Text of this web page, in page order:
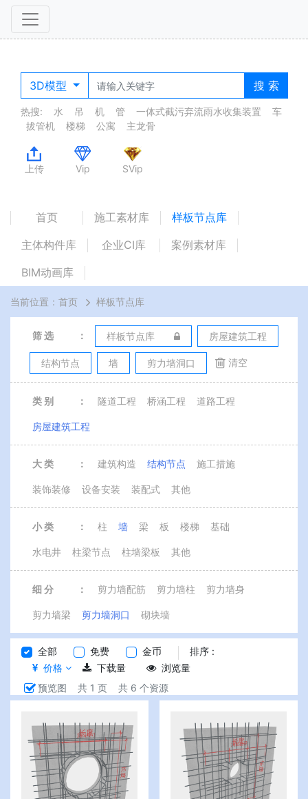
3D模型 搜 索
热搜: 水 吊 机 管 一体式截污弃流雨水收集装置
车
拔管机
楼梯 公寓 主龙骨
上传 Vip SVip
首页 施工素材库
样板节点库
主体构件库
企业CI库
案例素材库
BIM动画库
当前位置： 首页 样板节点库
筛 选 ： 样板节点库 房屋建筑工程
结构节点 墙 剪力墙洞口 清空
类 别 ： 隧道工程 桥涵工程 道路工程
房屋建筑工程
大 类 ： 建筑构造 结构节点 施工措施
装饰装修 设备安装 装配式 其他
小 类 ： 柱 墙 梁 板 楼梯 基础
水电井 柱梁节点 柱墙梁板 其他
细 分 ： 剪力墙配筋 剪力墙柱 剪力墙身
剪力墙梁 剪力墙洞口 砌块墙
全部 免费 金币
排序 :
价格
下载量
浏览量
预览图
共 1 页 共 6 个资源